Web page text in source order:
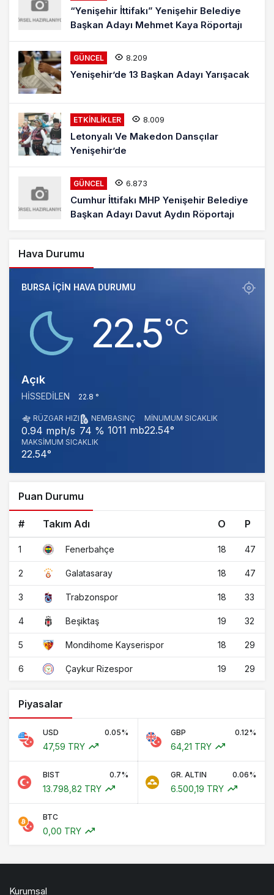
“Yenişehir İttifakı” Yenişehir Belediye
Başkan Adayı Mehmet Kaya Röportajı
GÜNCEL 8.209
Yenişehir’de 13 Başkan Adayı Yarışacak
ETKINLIKLER 8.009
Letonyalı Ve Makedon Dansçılar
Yenişehir’de
GÜNCEL 6.873
Cumhur İttifakı MHP Yenişehir Belediye
Başkan Adayı Davut Aydın Röportajı
Hava Durumu
BURSA IÇIN HAVA DURUMU
22.5‎°C
Açık
HISSEDILEN 22.8 °
RÜZGAR HIZI
0.94 mph/s
NEM
74 %
BASINÇ
1011 mb
MINUMUM SICAKLIK
22.54°
MAKSIMUM SICAKLIK
22.54°
Puan Durumu
# Takım Adı O P
1 Fenerbahçe 18 47
2 Galatasaray 18 47
3 Trabzonspor 18 33
4 Beşiktaş 19 32
5 Mondihome Kayserispor 18 29
6 Çaykur Rizespor 19 29
Piyasalar
USD 0.05%
47,59 TRY
GBP 0.12%
64,21 TRY
BIST 0.7%
13.798,82 TRY
GR. ALTIN 0.06%
6.500,19 TRY
BTC
0,00 TRY
Kurumsal